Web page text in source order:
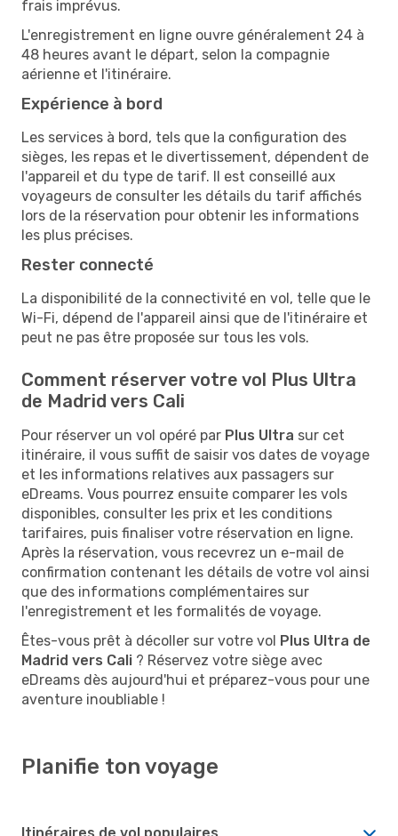
frais imprévus.
L'enregistrement en ligne ouvre généralement 24 à
48 heures avant le départ, selon la compagnie
aérienne et l'itinéraire.
Expérience à bord
Les services à bord, tels que la configuration des
sièges, les repas et le divertissement, dépendent de
l'appareil et du type de tarif. Il est conseillé aux
voyageurs de consulter les détails du tarif affichés
lors de la réservation pour obtenir les informations
les plus précises.
Rester connecté
La disponibilité de la connectivité en vol, telle que le
Wi-Fi, dépend de l'appareil ainsi que de l'itinéraire et
peut ne pas être proposée sur tous les vols.
Comment réserver votre vol Plus Ultra
de Madrid vers Cali
Pour réserver un vol opéré par Plus Ultra sur cet
itinéraire, il vous suffit de saisir vos dates de voyage
et les informations relatives aux passagers sur
eDreams. Vous pourrez ensuite comparer les vols
disponibles, consulter les prix et les conditions
tarifaires, puis finaliser votre réservation en ligne.
Après la réservation, vous recevrez un e-mail de
confirmation contenant les détails de votre vol ainsi
que des informations complémentaires sur
l'enregistrement et les formalités de voyage.
Êtes-vous prêt à décoller sur votre vol Plus Ultra de
Madrid vers Cali ? Réservez votre siège avec
eDreams dès aujourd'hui et préparez-vous pour une
aventure inoubliable !
Planifie ton voyage